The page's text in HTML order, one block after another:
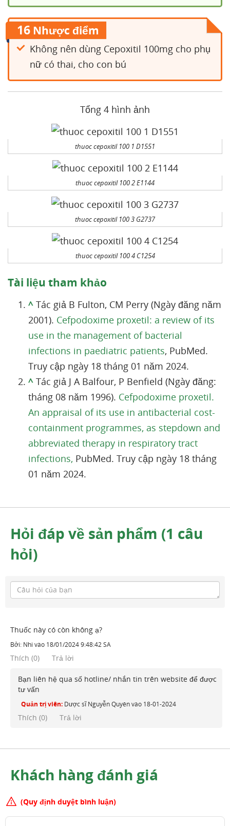
16 Nhược điểm
Không nên dùng Cepoxitil 100mg cho phụ
nữ có thai, cho con bú
Tổng 4 hình ảnh
thuoc cepoxitil 100 1 D1551
thuoc cepoxitil 100 2 E1144
thuoc cepoxitil 100 3 G2737
thuoc cepoxitil 100 4 C1254
Tài liệu tham khảo
^ Tác giả B Fulton, CM Perry (Ngày đăng năm
2001). Cefpodoxime proxetil: a review of its
use in the management of bacterial
infections in paediatric patients, PubMed.
Truy cập ngày 18 tháng 01 năm 2024.
^ Tác giả J A Balfour, P Benfield (Ngày đăng:
tháng 08 năm 1996). Cefpodoxime proxetil.
An appraisal of its use in antibacterial cost-
containment programmes, as stepdown and
abbreviated therapy in respiratory tract
infections, PubMed. Truy cập ngày 18 tháng
01 năm 2024.
Hỏi đáp về sản phẩm (1 câu
hỏi)
Thuốc này có còn không ạ?
Bởi: Nhi vào 18/01/2024 9:48:42 SA
Thích (0) Trả lời
Bạn liên hệ qua số hotline/ nhắn tin trên website để được
tư vấn
Quản trị viên: Dược sĩ Nguyễn Quyênvào 18-01-2024
Thích (0) Trả lời
Khách hàng đánh giá
(Quy định duyệt bình luận)